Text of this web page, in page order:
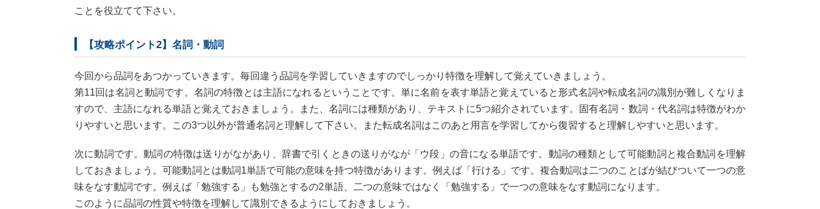
ことを役立てて下さい。
【攻略ポイント2】名詞・動詞
今回から品詞をあつかっていきます。毎回違う品詞を学習していきますのでしっかり特徴を理解して覚えていきましょう。
第11回は名詞と動詞です。名詞の特徴とは主語になれるということです。単に名前を表す単語と覚えていると形式名詞や転成名詞の識別が難しくなりま
すので、主語になれる単語と覚えておきましょう。また、名詞には種類があり、テキストに5つ紹介されています。固有名詞・数詞・代名詞は特徴がわか
りやすいと思います。この3つ以外が普通名詞と理解して下さい。また転成名詞はこのあと用言を学習してから復習すると理解しやすいと思います。
次に動詞です。動詞の特徴は送りがながあり、辞書で引くときの送りがなが「ウ段」の音になる単語です。動詞の種類として可能動詞と複合動詞を理解
しておきましょう。可能動詞とは動詞1単語で可能の意味を持つ特徴があります。例えば「行ける」です。複合動詞は二つのことばが結びついて一つの意
味をなす動詞です。例えば「勉強する」も勉強とするの2単語、二つの意味ではなく「勉強する」で一つの意味をなす動詞になります。
このように品詞の性質や特徴を理解して識別できるようにしておきましょう。